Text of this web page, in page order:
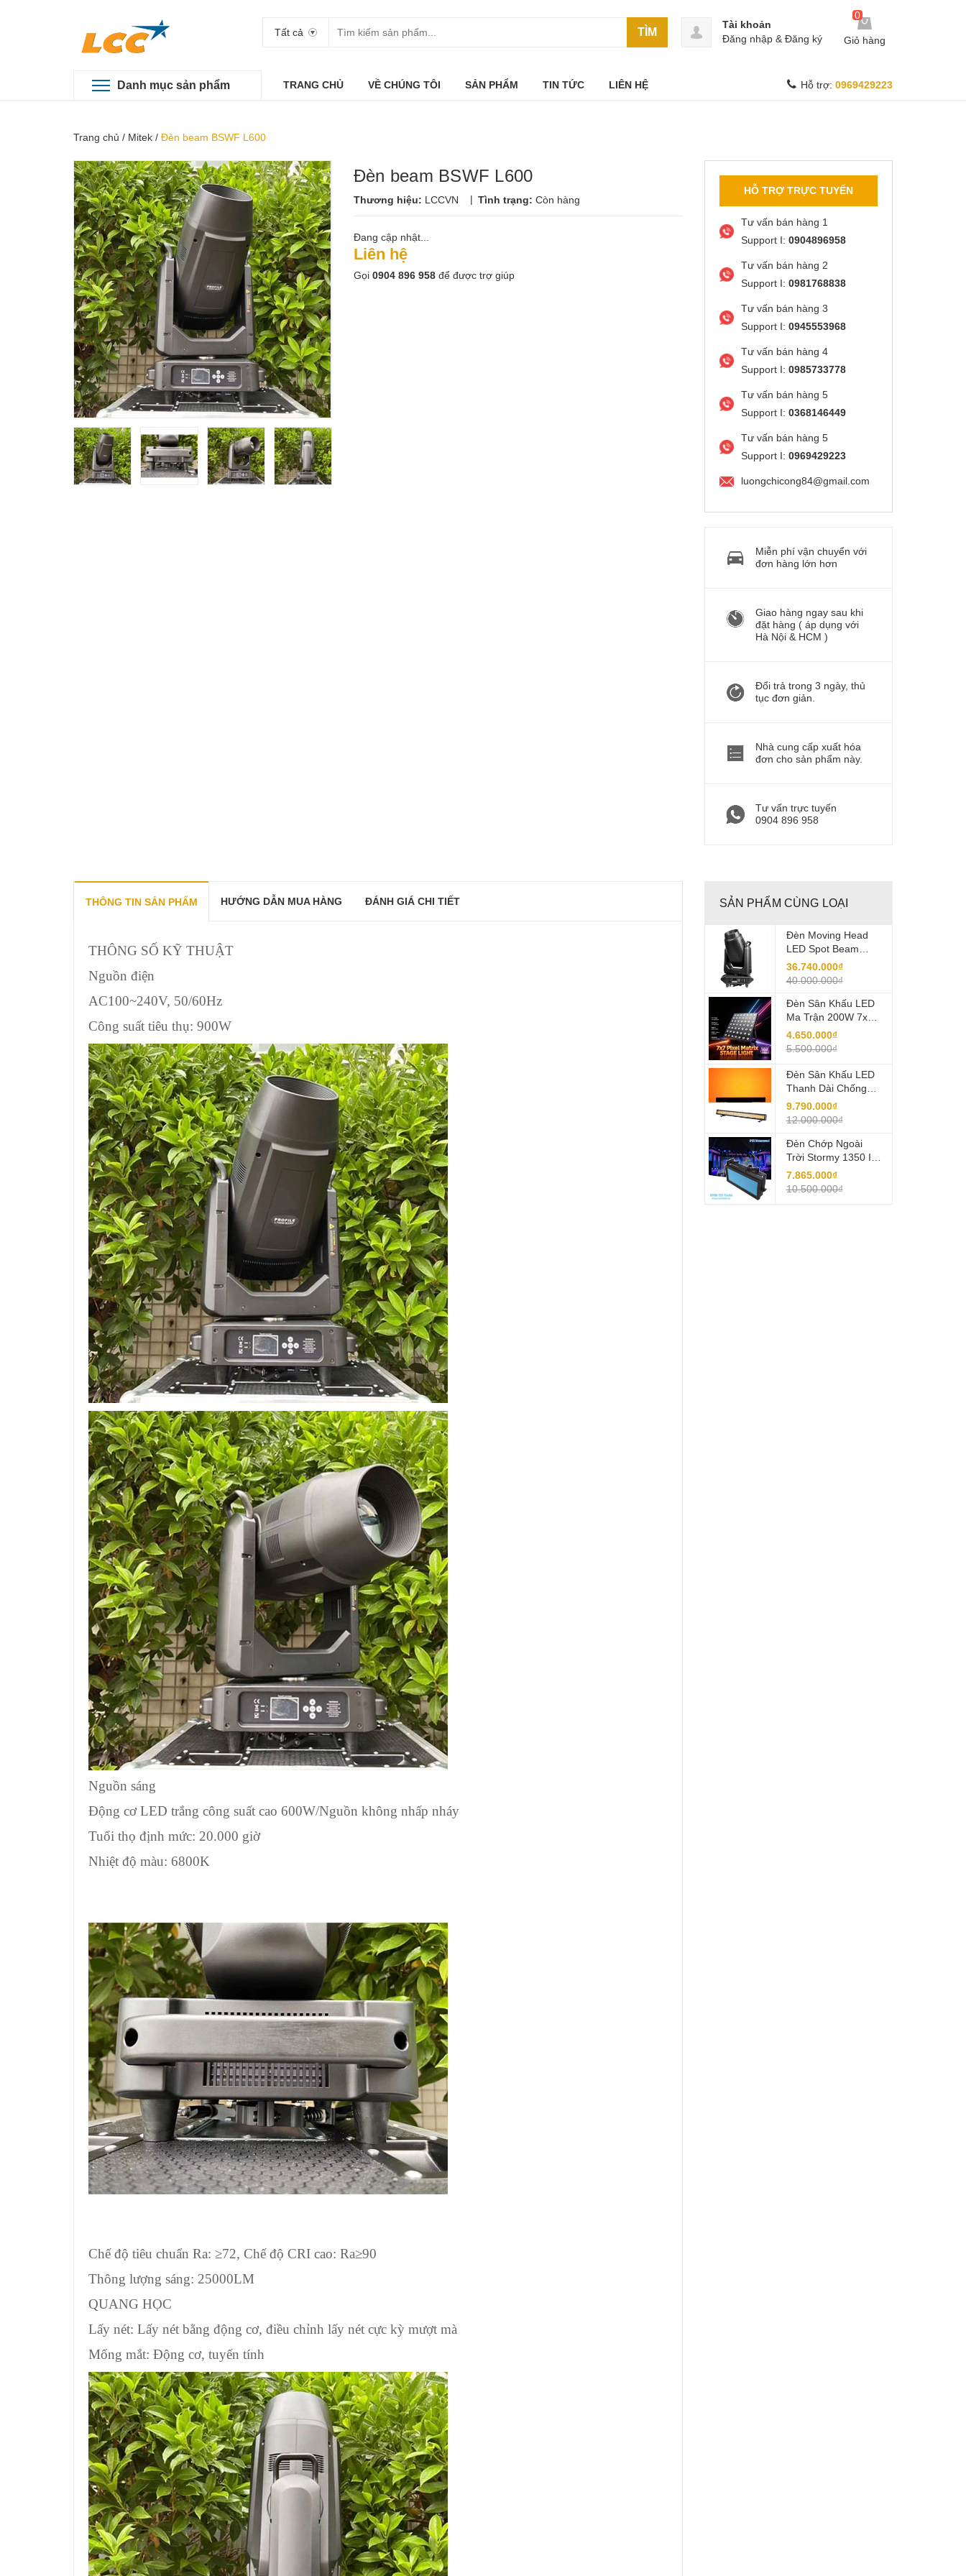
Tất cả TÌM
0
Giỏ hàng
Tài khoản
Đăng nhập & Đăng ký
Danh mục sản phẩm TRANG CHỦ VỀ CHÚNG TÔI SẢN PHẨM TIN TỨC LIÊN HỆ Hỗ trợ: 0969429223
Trang chủ / Mitek / Đèn beam BSWF L600
Đèn beam BSWF L600
Thương hiệu: LCCVN | Tình trạng: Còn hàng
Đang cập nhật...
Liên hệ
Gọi 0904 896 958 để được trợ giúp
HỖ TRỢ TRỰC TUYẾN
Tư vấn bán hàng 1
Support I: 0904896958
Tư vấn bán hàng 2
Support I: 0981768838
Tư vấn bán hàng 3
Support I: 0945553968
Tư vấn bán hàng 4
Support I: 0985733778
Tư vấn bán hàng 5
Support I: 0368146449
Tư vấn bán hàng 5
Support I: 0969429223
luongchicong84@gmail.com
Miễn phí vận chuyển với
đơn hàng lớn hơn
Giao hàng ngay sau khi
đặt hàng ( áp dụng với
Hà Nội & HCM )
Đổi trả trong 3 ngày, thủ
tục đơn giản.
Nhà cung cấp xuất hóa
đơn cho sản phẩm này.
Tư vấn trực tuyến
0904 896 958
THÔNG TIN SẢN PHẨM HƯỚNG DẪN MUA HÀNG ĐÁNH GIÁ CHI TIẾT
THÔNG SỐ KỸ THUẬT
Nguồn điện
AC100~240V, 50/60Hz
Công suất tiêu thụ: 900W
Nguồn sáng
Động cơ LED trắng công suất cao 600W/Nguồn không nhấp nháy
Tuổi thọ định mức: 20.000 giờ
Nhiệt độ màu: 6800K
Chế độ tiêu chuẩn Ra: ≥72, Chế độ CRI cao: Ra≥90
Thông lượng sáng: 25000LM
QUANG HỌC
Lấy nét: Lấy nét bằng động cơ, điều chỉnh lấy nét cực kỳ mượt mà
Mống mắt: Động cơ, tuyến tính
SẢN PHẨM CÙNG LOẠI
Đèn Moving Head
LED Spot Beam
Wash 800W BSWF
HP1000 4 In 1
36.740.000₫
40.000.000₫
Đèn Sân Khấu LED
Ma Trận 200W 7x7
RGB
4.650.000₫
5.500.000₫
Đèn Sân Khấu LED
Thanh Dài Chống
Nước Golden Atrip
IP Cổ Điển
9.790.000₫
12.000.000₫
Đèn Chớp Ngoài
Trời Stormy 1350 IP
Chống Nước IP65
7.865.000₫
10.500.000₫